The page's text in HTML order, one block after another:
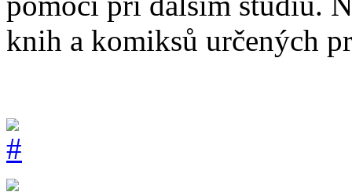
knih a komiksů určených